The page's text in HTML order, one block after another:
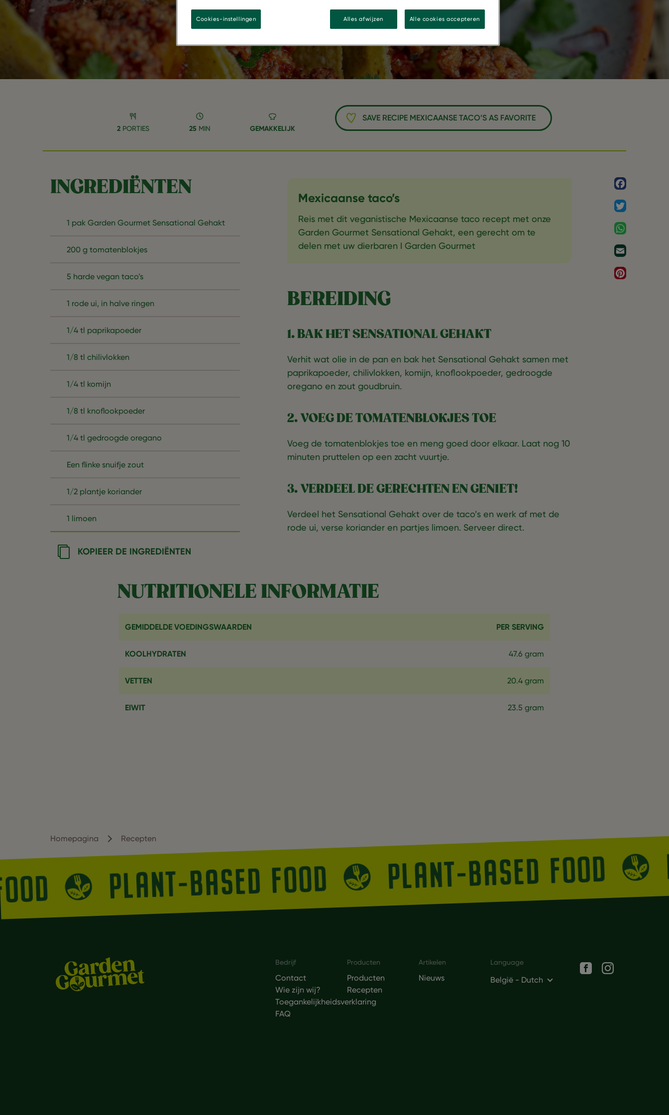
2 PORTIES 25 MIN GEMAKKELIJK
SAVE RECIPE MEXICAANSE TACO’S AS FAVORITE
INGREDIËNTEN
1 pak Garden Gourmet Sensational Gehakt
200 g tomatenblokjes
5 harde vegan taco’s
1 rode ui, in halve ringen
1/4 tl paprikapoeder
1/8 tl chilivlokken
1/4 tl komijn
1/8 tl knoflookpoeder
1/4 tl gedroogde oregano
Een flinke snuifje zout
1/2 plantje koriander
1 limoen
KOPIEER DE INGREDIËNTEN
Mexicaanse taco’s
Reis met dit veganistische Mexicaanse taco recept met onze
Garden Gourmet Sensational Gehakt, een gerecht om te
delen met uw dierbaren I Garden Gourmet
BEREIDING
1. BAK HET SENSATIONAL GEHAKT
Verhit wat olie in de pan en bak het Sensational Gehakt samen met
paprikapoeder, chilivlokken, komijn, knoflookpoeder, gedroogde
oregano en zout goudbruin.
2. VOEG DE TOMATENBLOKJES TOE
Voeg de tomatenblokjes toe en meng goed door elkaar. Laat nog 10
minuten pruttelen op een zacht vuurtje.
3. VERDEEL DE GERECHTEN EN GENIET!
Verdeel het Sensational Gehakt over de taco’s en werk af met de
rode ui, verse koriander en partjes limoen. Serveer direct.
NUTRITIONELE INFORMATIE
GEMIDDELDE VOEDINGSWAARDEN PER SERVING
KOOLHYDRATEN 47.6 gram
VETTEN 20.4 gram
EIWIT 23.5 gram
Homepagina Recepten
PLANT-BASED FOOD PLANT-BASED FOOD
Footer
Bedrijf
Contact
Wie zijn wij?
Toegankelijkheidsverklaring
FAQ
Producten
Producten
Recepten
Artikelen
Nieuws
Language
België - Dutch
Social networks
Cookies-instellingen Alles afwijzen Alle cookies accepteren